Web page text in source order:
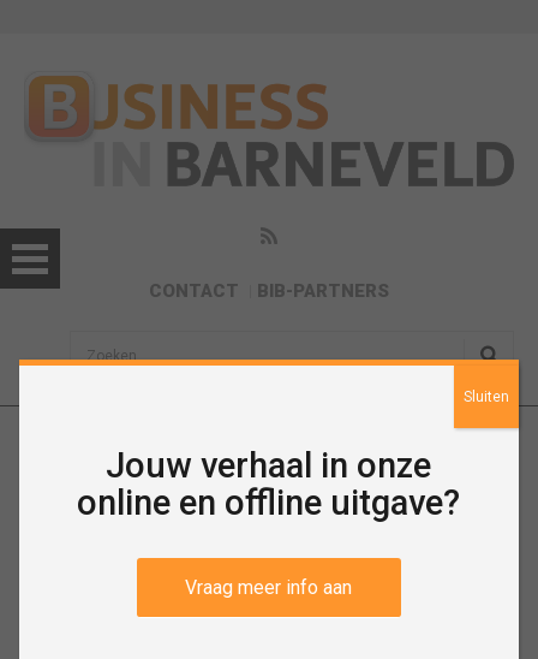
CONTACT BIB-PARTNERS
sisea.search
December 2016
Jouw verhaal in onze
online en offline uitgave?
Vraag meer info aan
Sluiten